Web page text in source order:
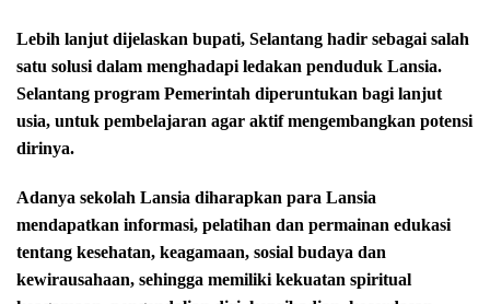
Lebih lanjut dijelaskan bupati, Selantang hadir sebagai salah
satu solusi dalam menghadapi ledakan penduduk Lansia.
Selantang program Pemerintah diperuntukan bagi lanjut
usia, untuk pembelajaran agar aktif mengembangkan potensi
dirinya.
Adanya sekolah Lansia diharapkan para Lansia
mendapatkan informasi, pelatihan dan permainan edukasi
tentang kesehatan, keagamaan, sosial budaya dan
kewirausahaan, sehingga memiliki kekuatan spiritual